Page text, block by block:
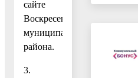
сайте
Воскресенского
муниципального
района.
3.